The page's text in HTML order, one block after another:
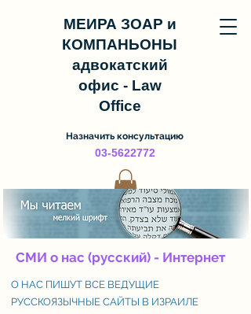
МЕИРА ЗОАР и
КОМПАНЬОНЫ
адвокатский
офис - Law
Office
Назначить консультацию
03-5622772
СМИ о нас (русский) - Интернет
О НАС ПИШУТ ВСЕ ВЕДУЩИЕ
РУССКОЯЗЫЧНЫЕ САЙТЫ В ИЗРАИЛЕ